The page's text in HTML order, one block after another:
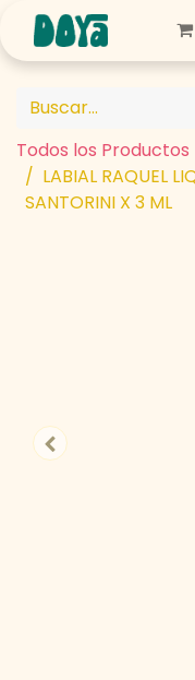
Todos los Productos
LABIAL RAQUEL
SANTORINI X 3 ML